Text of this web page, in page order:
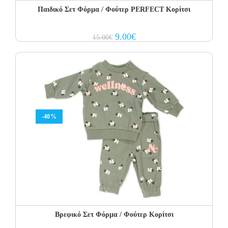
Παιδικό Σετ Φόρμα / Φούτερ PERFECT Kορίτσι
15.00€ Original
price
9.00€Current
price
-40%
Βρεφικό Σετ Φόρμα / Φούτερ Κορίτσι